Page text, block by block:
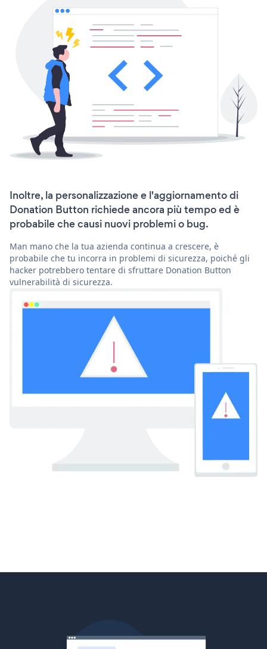
Inoltre, la personalizzazione e l'aggiornamento di
Donation Button richiede ancora più tempo ed è
probabile che causi nuovi problemi o bug.
Man mano che la tua azienda continua a crescere, è
probabile che tu incorra in problemi di sicurezza, poiché gli
hacker potrebbero tentare di sfruttare Donation Button
vulnerabilità di sicurezza.